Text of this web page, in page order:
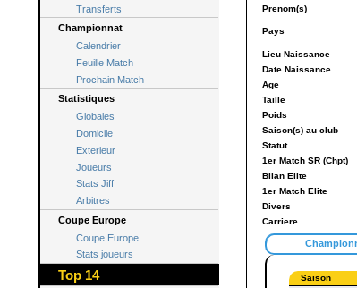
Transferts
Championnat
Calendrier
Feuille Match
Prochain Match
Statistiques
Globales
Domicile
Exterieur
Joueurs
Stats Jiff
Arbitres
Coupe Europe
Coupe Europe
Stats joueurs
Top 14
Prenom(s)
Pays
Lieu Naissance
Date Naissance
Age
Taille
Poids
Saison(s) au club
Statut
1er Match SR (Chpt)
Bilan Elite
1er Match Elite
Divers
Carriere
Saison